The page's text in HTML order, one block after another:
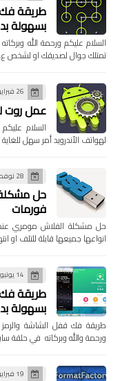
طريقة فك
بسهولة
السلام عليكم ورحمة الله
تمتلك جوال لصديقك او لشخص
26 فبراير 2015
عمل روت
السلام
لهواتف الأندرويد أمر سهل
28 نوفمبر 2014
حل
فورمات
حل مشكلة الفلاش مومري
انواعها جميعها قابلة للتلف او
14 يونيو 2015
طريقة فك
بسهولة
طريقة فك قفل الشاشة والرمز
ورحمة والله وبركاته في حلقة
19 فبراير 2015